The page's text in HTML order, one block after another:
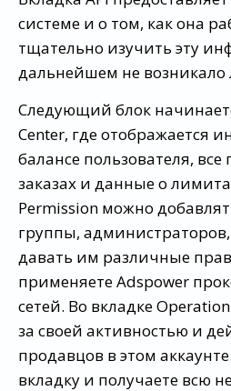
системе и о том, как она
тщательно изучить эту
дальнейшем не
Следующий блок
Center, где отображается
балансе пользователя,
заказах и данные о
Permission можно
группы,
давать им различные
применяете Adspower
сетей. Во вкладке
за своей активностью и
продавцов в этом
вкладку и получаете всю